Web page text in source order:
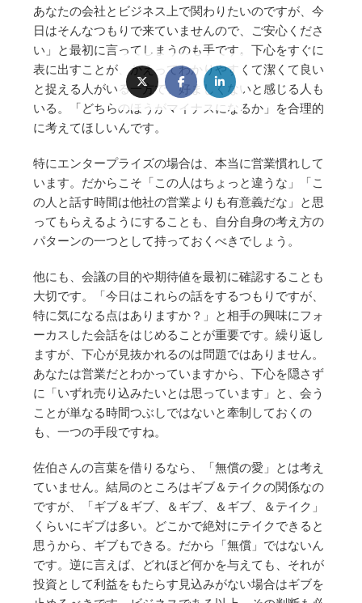
あなたの会社とビジネス上で関わりたいのですが、今
日はそんなつもりで来ていませんので、ご安心くださ
い」と最初に言ってしまうのも手です。下心をすぐに
表に出すことが、かえってわかりやすくて潔くて良い
と捉える人がいる一方で、好ましくないと感じる人も
いる。「どちらのほうがマイナスになるか」を合理的
に考えてほしいんです。
特にエンタープライズの場合は、本当に営業慣れして
います。だからこそ「この人はちょっと違うな」「こ
の人と話す時間は他社の営業よりも有意義だな」と思
ってもらえるようにすることも、自分自身の考え方の
パターンの一つとして持っておくべきでしょう。
他にも、会議の目的や期待値を最初に確認することも
大切です。「今日はこれらの話をするつもりですが、
特に気になる点はありますか？」と相手の興味にフォ
ーカスした会話をはじめることが重要です。繰り返し
ますが、下心が見抜かれるのは問題ではありません。
あなたは営業だとわかっていますから、下心を隠さず
に「いずれ売り込みたいとは思っています」と、会う
ことが単なる時間つぶしではないと牽制しておくの
も、一つの手段ですね。
佐伯さんの言葉を借りるなら、「無償の愛」とは考え
ていません。結局のところはギブ＆テイクの関係なの
ですが、「ギブ＆ギブ、＆ギブ、＆ギブ、＆テイク」
くらいにギブは多い。どこかで絶対にテイクできると
思うから、ギブもできる。だから「無償」ではないん
です。逆に言えば、どれほど何かを与えても、それが
投資として利益をもたらす見込みがない場合はギブを